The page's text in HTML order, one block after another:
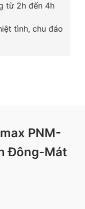
từ 2h đến 4h
tình, chu đáo
PNM-
Đông-Mát